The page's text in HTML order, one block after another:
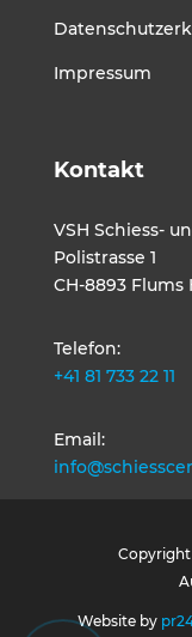
Impressum
Kontakt
VSH Schiess-
Polistrasse 1
CH-8893 Flums
Telefon:
+41 81 733 22 11
Email:
Copyright
Website by